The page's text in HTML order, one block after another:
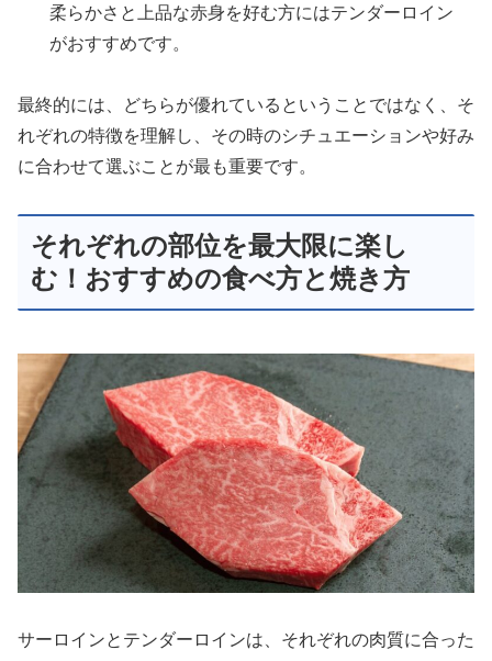
柔らかさと上品な赤身を好む方にはテンダーロイン
がおすすめです。
最終的には、どちらが優れているということではなく、そ
れぞれの特徴を理解し、その時のシチュエーションや好み
に合わせて選ぶことが最も重要です。
それぞれの部位を最大限に楽し
む！おすすめの食べ方と焼き方
サーロインとテンダーロインは、それぞれの肉質に合った